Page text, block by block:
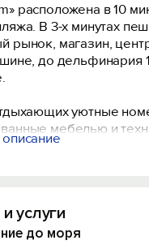
расположена в 10
В 3-х минутах
рынок, магазин,
до дельфинария
уютные
мебелью и
обеденная зона, а
общая кухня. За
услуги
до моря